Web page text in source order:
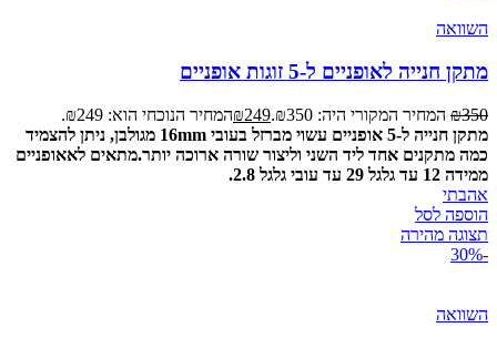
השוואה
מתקן חנייה לאופניים ל-5 זוגות אופניים
₪350 המחיר המקורי היה: ₪350. ₪249
המחיר הנוכחי הוא: ₪249.
מתקן חנייה ל-5 אופניים עשוי מברזל בעובי 16mm מגולבן, ניתן להצמיד
כמה מתקנים אחד ליד השני וליצור שורה ארוכה יותר.מתאים לאאופניים
ממידה 12 עד גלגל 29 עד עובי גלגל 2.8.
אהבתי
הוספה לסל
תצוגה מהירה
-30%
השוואה